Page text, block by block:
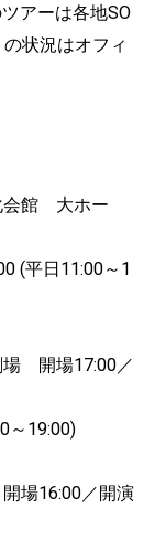
アーは各地SO
状況はオフィ
会館 大ホー
(平日11:00～1
場 開場17:00／
～19:00)
場16:00／開演